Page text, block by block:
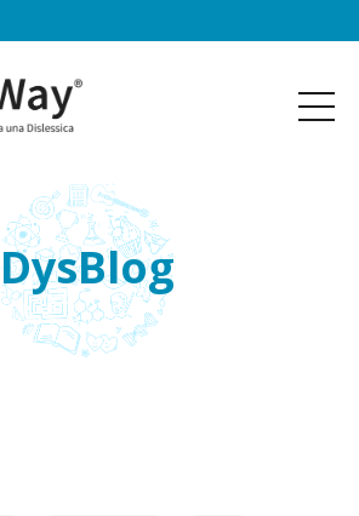
DysBlog